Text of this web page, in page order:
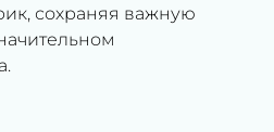
сохраняя важную